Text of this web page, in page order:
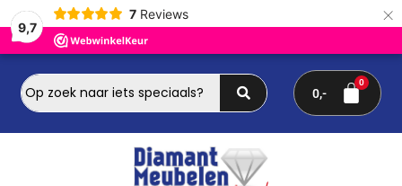
9,7
7 Reviews ×
0